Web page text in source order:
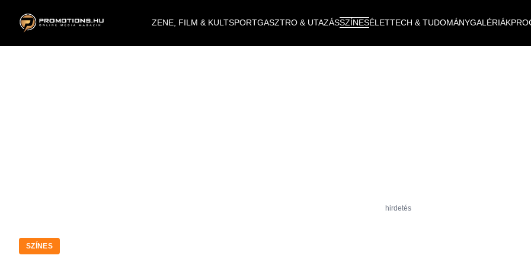
ZENE, FILM & KULTSPORTGASZTRO & UTAZÁSSZÍNESÉLETTECH & TUDOMÁNYGALÉRIÁK
hirdetés
SZÍNES